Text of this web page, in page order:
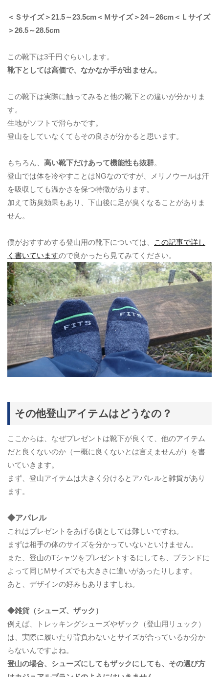
＜Ｓサイズ＞21.5～23.5cm＜Ｍサイズ＞24～26cm＜Ｌサイズ
＞26.5～28.5cm
この靴下は3千円ぐらいします。
靴下としては高価で、なかなか手が出ません。
この靴下は実際に触ってみると他の靴下との違いが分かりま
す。
生地がソフトで滑らかです。
登山をしていなくてもその良さが分かると思います。
もちろん、 高い靴下だけあって機能性も抜群。
登山では体を冷やすことはNGなのですが、メリノウールは汗
を吸収しても温かさを保つ特徴があります。
加えて防臭効果もあり、下山後に足が臭くなることがありま
せん。
僕がおすすめする登山用の靴下については、
この記事で詳し
く書いていますので良かったら見てみてください。
その他登山アイテムはどうなの？
ここからは、なぜプレゼントは靴下が良くて、他のアイテム
だと良くないのか（一概に良くないとは言えませんが）を書
いていきます。
まず、登山アイテムは大きく分けるとアパレルと雑貨があり
ます。
◆アパレル
これはプレゼントをあげる側としては難しいですね。
まずは相手の体のサイズを分かっていないといけません。
また、登山のTシャツをプレゼントするにしても、ブランドに
よって同じMサイズでも大きさに違いがあったりします。
あと、デザインの好みもありますしね。
◆雑貨（シューズ、ザック）
例えば、トレッキングシューズやザック（登山用リュック）
は、実際に履いたり背負わないとサイズが合っているか分か
らないんですよね。
登山の場合、シューズにしてもザックにしても、その選び方